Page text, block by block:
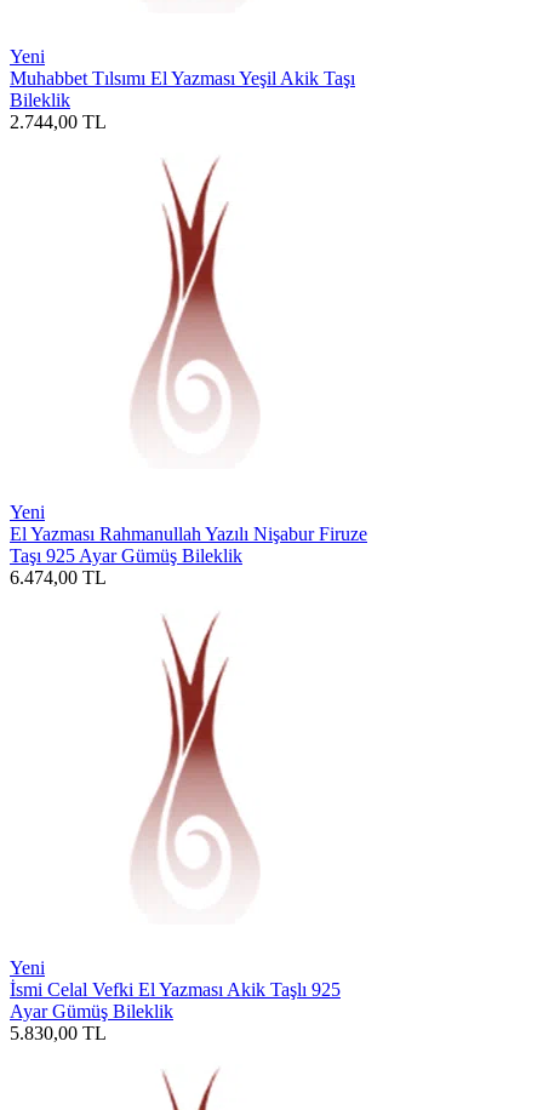
Yeni
Muhabbet Tılsımı El Yazması Yeşil Akik Taşı
Bileklik
2.744,00 TL
Yeni
El Yazması Rahmanullah Yazılı Nişabur Firuze
Taşı 925 Ayar Gümüş Bileklik
6.474,00 TL
Yeni
İsmi Celal Vefki El Yazması Akik Taşlı 925
Ayar Gümüş Bileklik
5.830,00 TL